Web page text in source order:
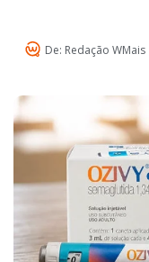
De: Redação WMais